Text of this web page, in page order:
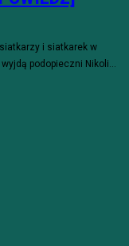
i siatkarek w
podopieczni Nikoli...